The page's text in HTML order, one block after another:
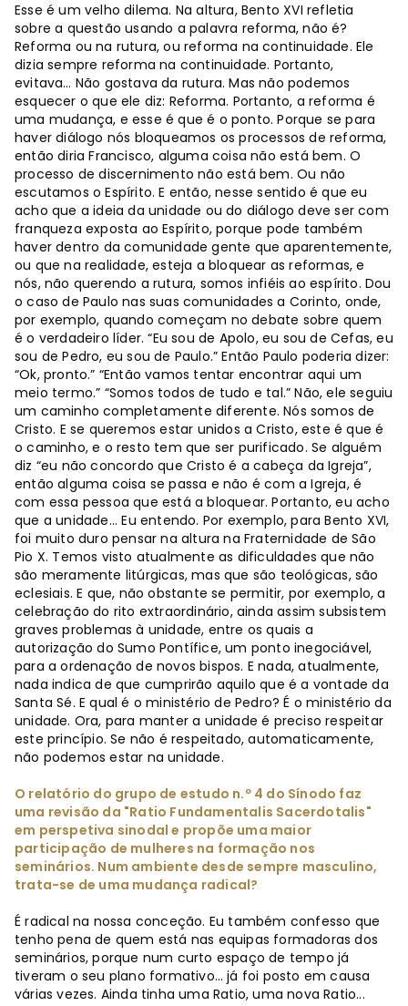
Esse é um velho dilema. Na altura, Bento XVI refletia
sobre a questão usando a palavra reforma, não é?
Reforma ou na rutura, ou reforma na continuidade. Ele
dizia sempre reforma na continuidade. Portanto,
evitava… Não gostava da rutura. Mas não podemos
esquecer o que ele diz: Reforma. Portanto, a reforma é
uma mudança, e esse é que é o ponto. Porque se para
haver diálogo nós bloqueamos os processos de reforma,
então diria Francisco, alguma coisa não está bem. O
processo de discernimento não está bem. Ou não
escutamos o Espírito. E então, nesse sentido é que eu
acho que a ideia da unidade ou do diálogo deve ser com
franqueza exposta ao Espírito, porque pode também
haver dentro da comunidade gente que aparentemente,
ou que na realidade, esteja a bloquear as reformas, e
nós, não querendo a rutura, somos infiéis ao espírito. Dou
o caso de Paulo nas suas comunidades a Corinto, onde,
por exemplo, quando começam no debate sobre quem
é o verdadeiro líder. “Eu sou de Apolo, eu sou de Cefas, eu
sou de Pedro, eu sou de Paulo.” Então Paulo poderia dizer:
“Ok, pronto.” “Então vamos tentar encontrar aqui um
meio termo.” “Somos todos de tudo e tal.” Não, ele seguiu
um caminho completamente diferente. Nós somos de
Cristo. E se queremos estar unidos a Cristo, este é que é
o caminho, e o resto tem que ser purificado. Se alguém
diz “eu não concordo que Cristo é a cabeça da Igreja”,
então alguma coisa se passa e não é com a Igreja, é
com essa pessoa que está a bloquear. Portanto, eu acho
que a unidade... Eu entendo. Por exemplo, para Bento XVI,
foi muito duro pensar na altura na Fraternidade de São
Pio X. Temos visto atualmente as dificuldades que não
são meramente litúrgicas, mas que são teológicas, são
eclesiais. E que, não obstante se permitir, por exemplo, a
celebração do rito extraordinário, ainda assim subsistem
graves problemas à unidade, entre os quais a
autorização do Sumo Pontífice, um ponto inegociável,
para a ordenação de novos bispos. E nada, atualmente,
nada indica de que cumprirão aquilo que é a vontade da
Santa Sé. E qual é o ministério de Pedro? É o ministério da
unidade. Ora, para manter a unidade é preciso respeitar
este princípio. Se não é respeitado, automaticamente,
não podemos estar na unidade.
O relatório do grupo de estudo n.º 4 do Sínodo faz
uma revisão da "Ratio Fundamentalis Sacerdotalis"
em perspetiva sinodal e propõe uma maior
participação de mulheres na formação nos
seminários. Num ambiente desde sempre masculino,
trata-se de uma mudança radical?
É radical na nossa conceção. Eu também confesso que
tenho pena de quem está nas equipas formadoras dos
seminários, porque num curto espaço de tempo já
tiveram o seu plano formativo… já foi posto em causa
várias vezes. Ainda tinha uma Ratio, uma nova Ratio...